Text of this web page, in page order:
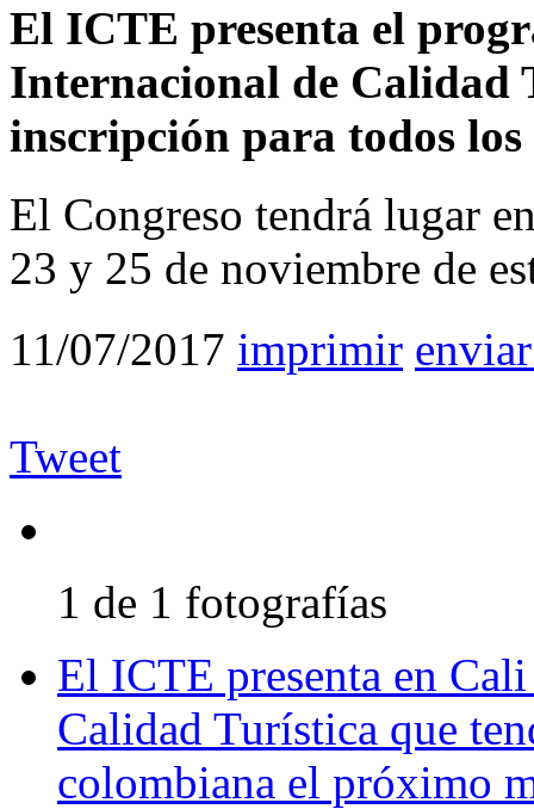
El ICTE presenta el
Internacional de Calidad
inscripción para todos los
El Congreso tendrá lugar
23 y 25 de noviembre de
11/07/2017 imprimir
Tweet
1 de 1 fotografías
El ICTE presenta en
Calidad Turística que
colombiana el próximo